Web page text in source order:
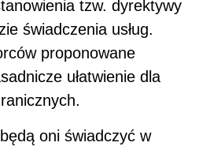
tzw. dyrektywy
świadczenia usług.
proponowane
ułatwienie dla
oni świadczyć w